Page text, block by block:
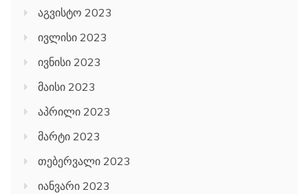
აგვისტო 2023
ივლისი 2023
ივნისი 2023
მაისი 2023
აპრილი 2023
მარტი 2023
თებერვალი 2023
იანვარი 2023